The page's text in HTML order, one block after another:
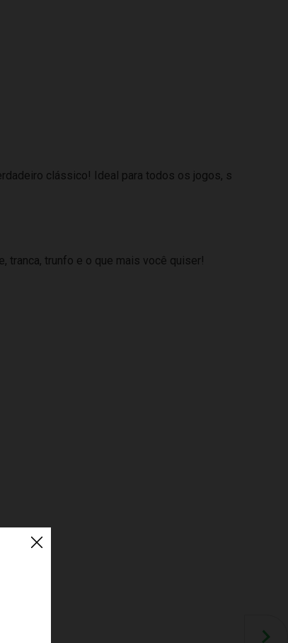
clássico! Ideal para todos os jogos, s
tranca, trunfo e o que mais você quiser!